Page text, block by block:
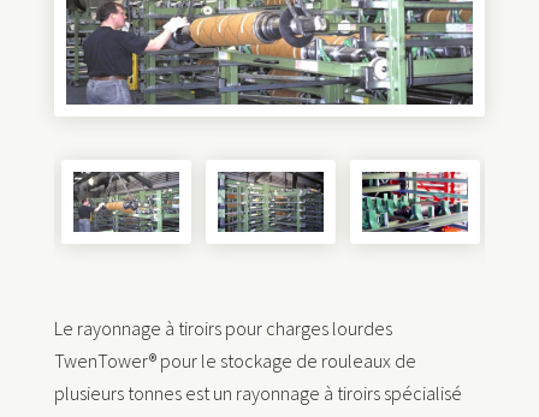
Le rayonnage à tiroirs pour charges lourdes
TwenTower® pour le stockage de rouleaux de
plusieurs tonnes est un rayonnage à tiroirs spécialisé